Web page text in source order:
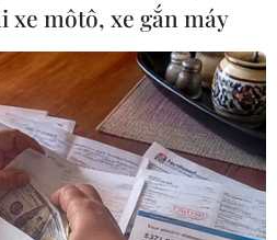
(TTXVN/Vietnam+)
xe môtô, xe gắn máy